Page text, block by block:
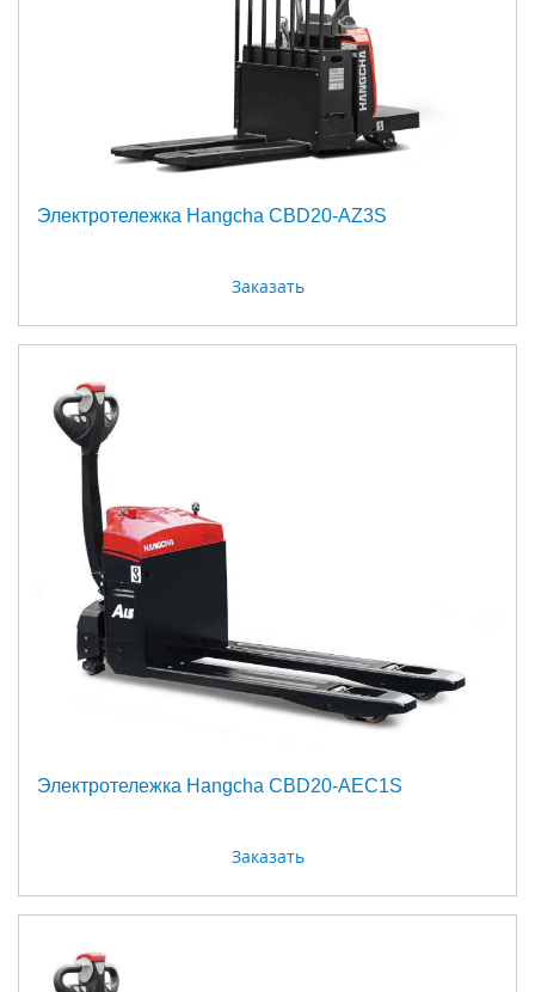
Электротележка Hangcha CBD20-AZ3S
Заказать
Электротележка Hangcha CBD20-AEC1S
Заказать